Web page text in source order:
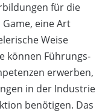
für die
Game, eine Art
Weise
können Führungs-
erwerben,
in der Industrie
benötigen. Das